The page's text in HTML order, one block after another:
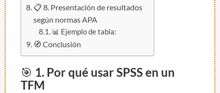
📋 8. Presentación de resultados
según normas APA
📊 Ejemplo de tabla:
🧭 Conclusión
🎯 1. Por qué usar SPSS en un
TFM